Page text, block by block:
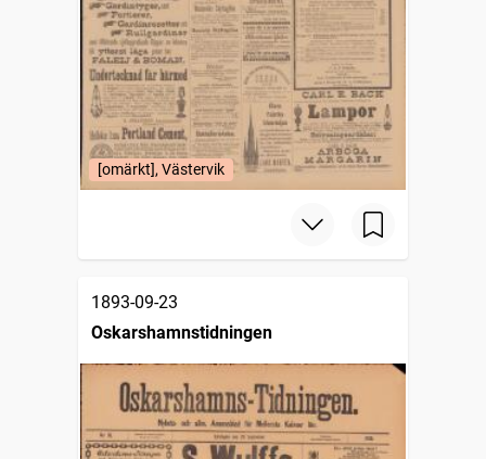
[omärkt], Västervik
1893-09-23
Oskarshamnstidningen